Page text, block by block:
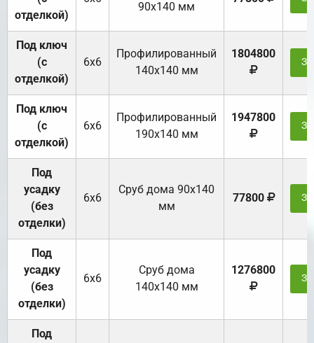
отделкой)
90х140 мм
Под ключ
(с
отделкой)
6х6
Профилированный
140х140 мм
1804800
Под ключ
(с
отделкой)
6х6
Профилированный
190х140 мм
1947800
Под
усадку
(без
отделки)
6х6
Cруб дома 90x140
мм
77800
Под
усадку
(без
отделки)
6х6
Cруб дома
140х140 мм
1276800
Под